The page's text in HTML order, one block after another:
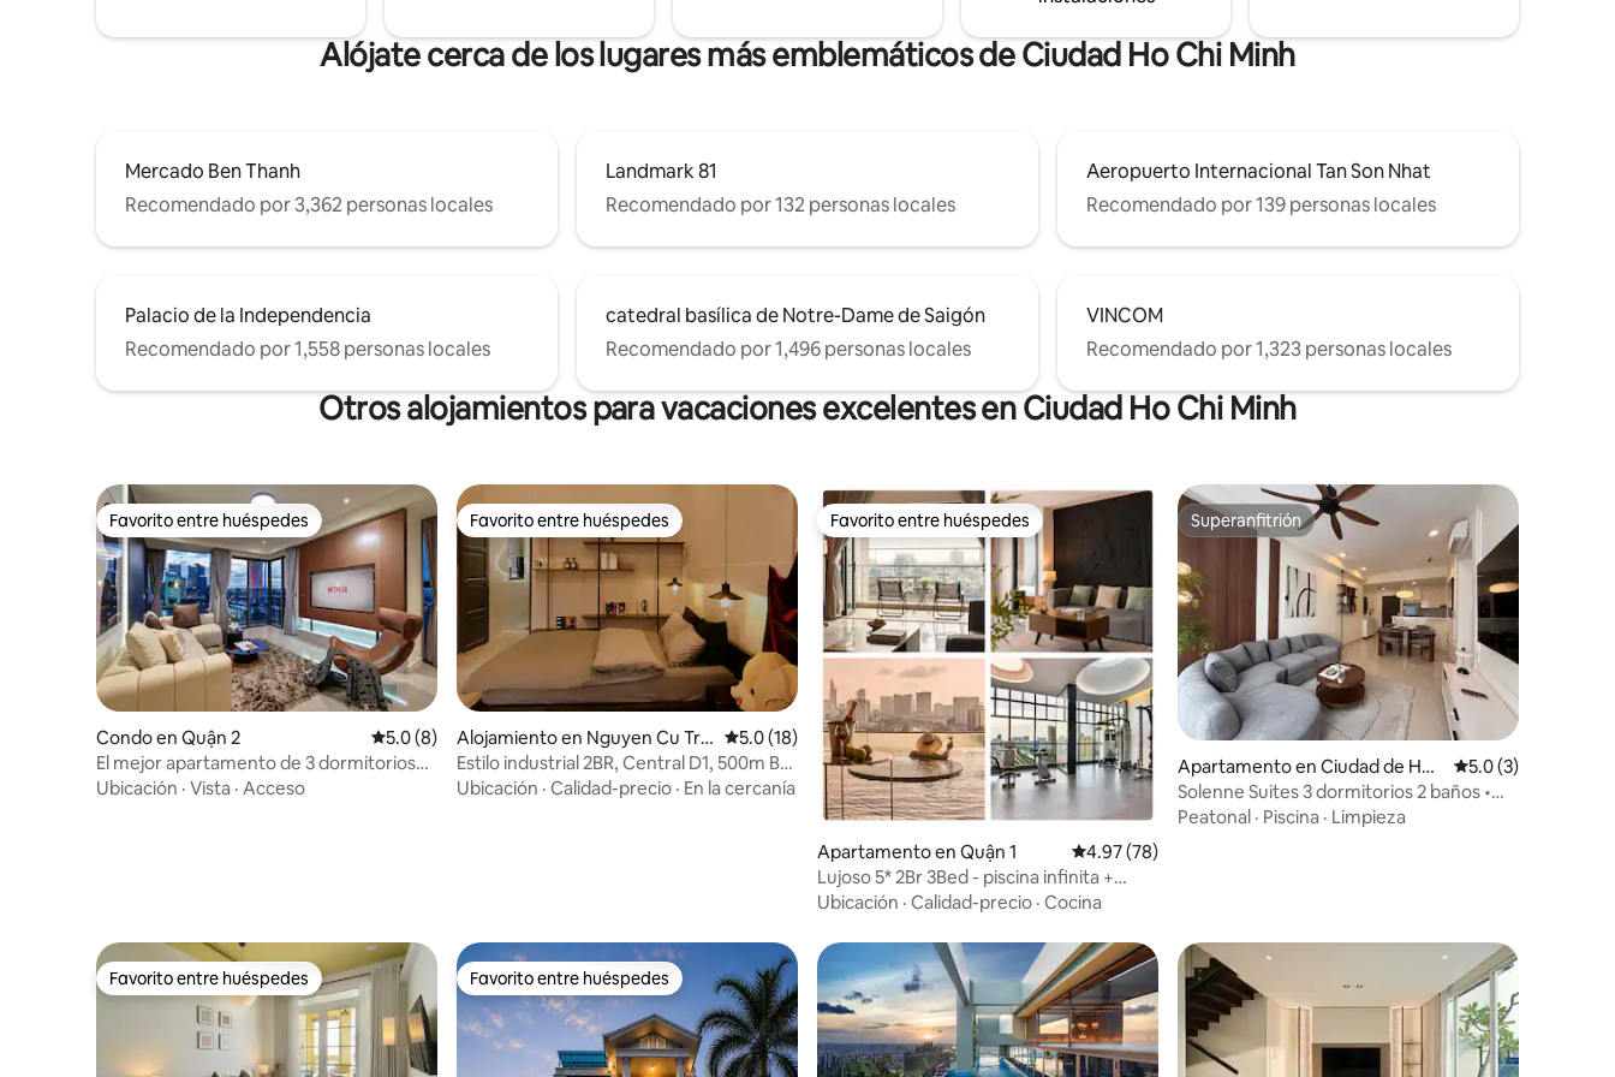
Alójate cerca de los lugares más emblemáticos de Ciudad Ho Chi Minh
Mercado Ben Thanh
Recomendado por 3,362 personas locales
Landmark 81
Recomendado por 132 personas locales
Aeropuerto Internacional Tan Son Nhat
Recomendado por 139 personas locales
Palacio de la Independencia
Recomendado por 1,558 personas locales
catedral basílica de Notre-Dame de Saigón
Recomendado por 1,496 personas locales
VINCOM
Recomendado por 1,323 personas locales
Otros alojamientos para vacaciones excelentes en Ciudad Ho Chi Minh
Favorito entre huéspedes
Favorito entre huéspedes
Condo en Quận 2 Calificación promedio: 5.0 de 5, 8 reseñas
5.0 (8)
El mejor apartamento de 3 dormitorios
en Opera Residence | Impresionante
Ubicación · Vista · Acceso
Favorito entre huéspedes
Favorito entre huéspedes
Alojamiento en Nguyen Cu Trin
h
Calificación promedio: 5.0 de 5, 18 reseñas
5.0 (18)
Estilo industrial 2BR, Central D1, 500m Bui
Vien
Ubicación · Calidad-precio · En la cercanía
Favorito entre huéspedes
Favorito entre huéspedes
Apartamento en Quận 1 Calificación promedio: 4.97 de 5, 78 reseñas
4.97 (78)
Lujoso 5* 2Br 3Bed - piscina infinita +
gimnasio + centro
Ubicación · Calidad-precio · Cocina
Superanfitrión
Superanfitrión
Apartamento en Ciudad de Ho
Chi Minh
Calificación
5.0 (3)
Solenne Suites 3 dormitorios 2 baños •
Vista a la ciudad • 5 minutos de D1
Peatonal · Piscina · Limpieza
Favorito entre huéspedes
Favorito entre huéspedes Favorito entre huéspedes
Favorito entre huéspedes